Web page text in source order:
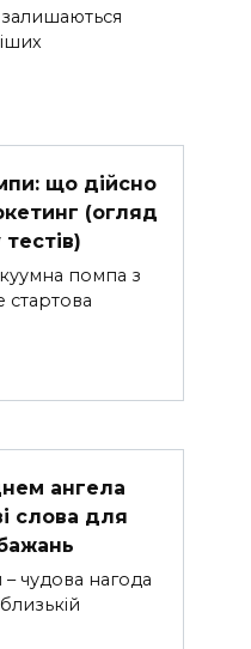
залишаються
що дійсно
(огляд
помпа з
ангела
слова для
чудова нагода